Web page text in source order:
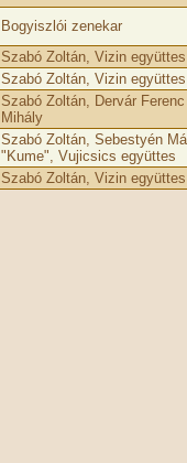
Bogyiszlói zenekar
Szabó Zoltán, Vizin együttes
Szabó Zoltán, Vizin együttes
Szabó Zoltán, Dervár
Mihály
Szabó Zoltán, Sebestyén
"Kume", Vujicsics együttes
Szabó Zoltán, Vizin együttes